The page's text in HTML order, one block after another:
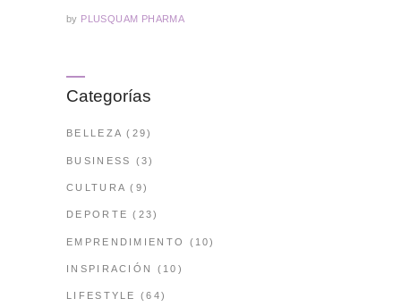
by PLUSQUAM PHARMA
Categorías
BELLEZA (29)
BUSINESS (3)
CULTURA (9)
DEPORTE (23)
EMPRENDIMIENTO (10)
INSPIRACIÓN (10)
LIFESTYLE (64)